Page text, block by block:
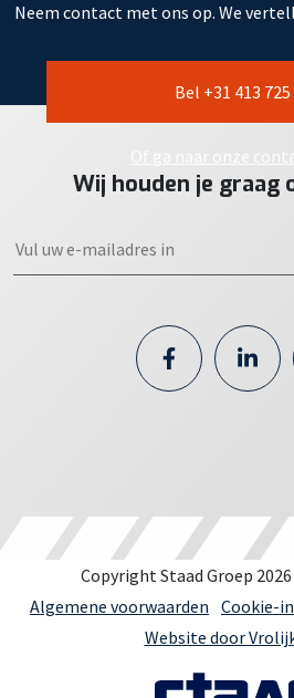
Neem contact met ons op. We
Bel +31 413 725
Of ga naar onze
Wij houden je graag
Copyright Staad Groep 2026
Algemene voorwaarden Cookie-
Website door